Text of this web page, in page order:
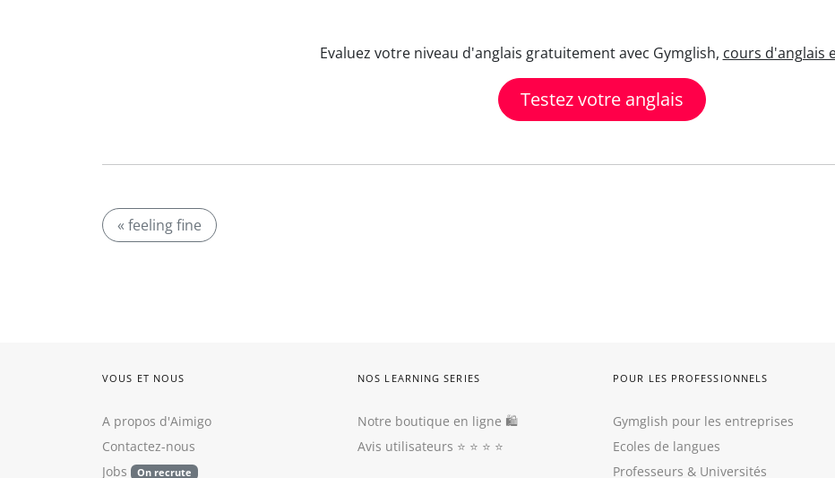
Evaluez votre niveau d'anglais gratuitement avec Gymglish, cours d'anglais
Testez votre anglais
« feeling fine
VOUS ET NOUS
A propos d'Aimigo
Contactez-nous
Jobs
On recrute
NOS LEARNING SERIES
Notre boutique en ligne 🛍
Avis utilisateurs ⭐️ ⭐️ ⭐️ ⭐️
POUR LES PROFESSIONNELS
Gymglish pour les entreprises
Ecoles de langues
Professeurs & Universités